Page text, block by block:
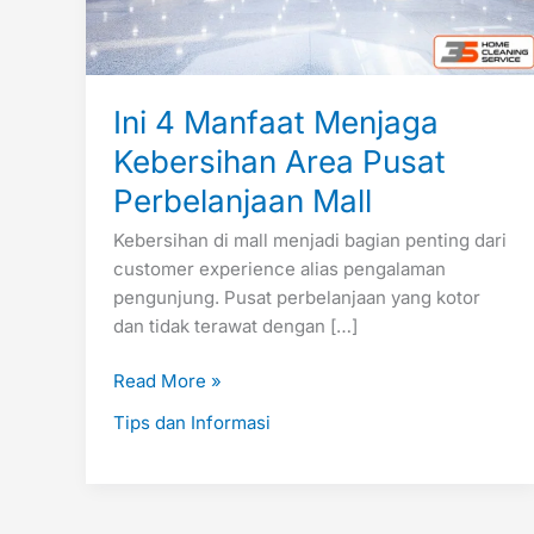
Ini 4 Manfaat Menjaga
Kebersihan Area Pusat
Perbelanjaan Mall
Kebersihan di mall menjadi bagian penting dari
customer experience alias pengalaman
pengunjung. Pusat perbelanjaan yang kotor
dan tidak terawat dengan […]
Mall
Read More »
Tips dan Informasi